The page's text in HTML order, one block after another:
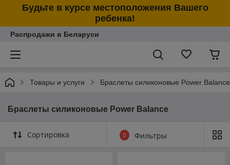
Будьте в курсе местоположения Вашего
ребенка!
Распродажи в Беларуси
Товары и услуги Браслеты силиконовые Power Balance
Браслеты силиконовые Power Balance
Сортировка 0 Фильтры